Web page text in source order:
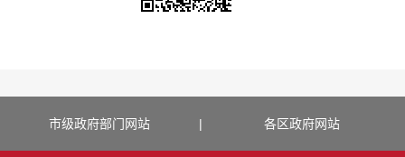
市级政府部门网站 | 各区政府网站